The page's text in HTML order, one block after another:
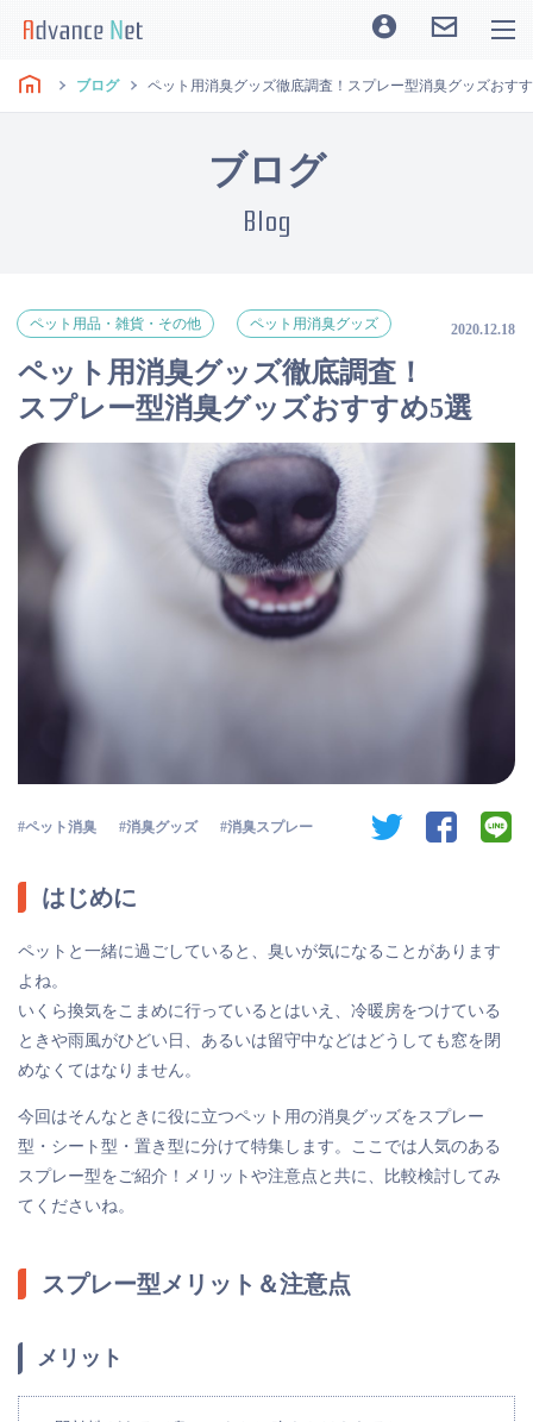
ブログ ペット用消臭グッズ徹底調査！スプレー型消臭グッズおす
ブログ
Blog
ペット用品・雑貨・その他 ペット用消臭グッズ 2020.12.18
ペット用消臭グッズ徹底調査！
スプレー型消臭グッズおすすめ5選
ペット消臭 消臭グッズ 消臭スプレー twitter facebook
はじめに
ペットと一緒に過ごしていると、臭いが気になることがあります
よね。
いくら換気をこまめに行っているとはいえ、冷暖房をつけている
ときや雨風がひどい日、あるいは留守中などはどうしても窓を閉
めなくてはなりません。
今回はそんなときに役に立つペット用の消臭グッズをスプレー
型・シート型・置き型に分けて特集します。ここでは人気のある
スプレー型をご紹介！メリットや注意点と共に、比較検討してみ
てくださいね。
スプレー型メリット＆注意点
メリット